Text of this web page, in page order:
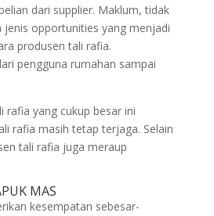
dari supplier. Maklum, tidak
jenis opportunities yang menjadi
produsen tali rafia.
pengguna rumahan sampai
rafia yang cukup besar ini
rafia masih tetap terjaga. Selain
tali rafia juga meraup
MAS
kesempatan sebesar-